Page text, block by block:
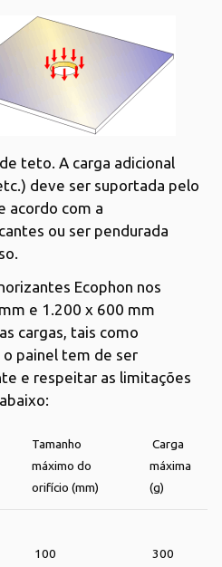
teto. A carga adicional
deve ser suportada pelo
acordo com a
ou ser pendurada
Ecophon nos
e 1.200 x 600 mm
cargas, tais como
painel tem de ser
e respeitar as limitações
Tamanho
máximo do
orifício (mm)
Carga
máxima
(g)
100 300